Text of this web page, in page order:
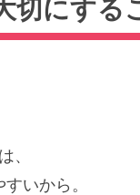
切にする
、
いから。